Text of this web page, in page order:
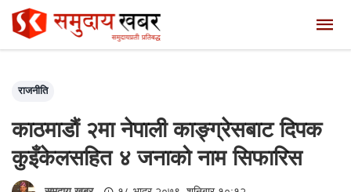
राजनीति
काठमाडौं २मा नेपाली काङ्ग्रेसबाट दिपक
कुइँकेलसहित ४ जनाको नाम सिफारिस